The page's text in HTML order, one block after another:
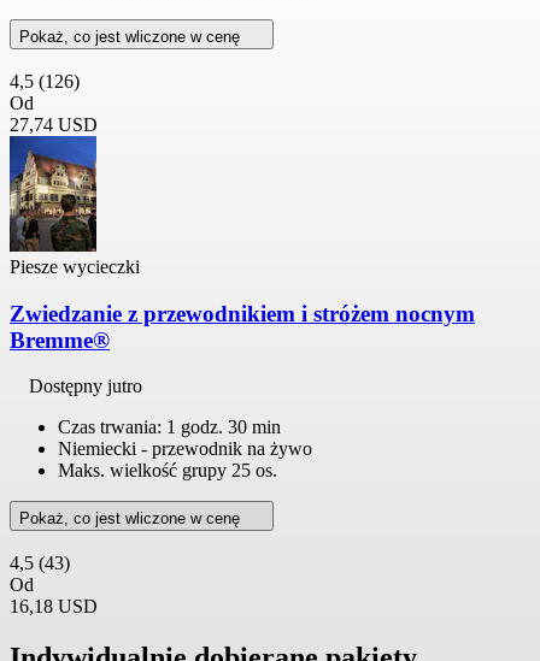
Pokaż, co jest wliczone w cenę
4,5 (126)
Od
27,74 USD
Piesze wycieczki
Zwiedzanie z przewodnikiem i stróżem nocnym
Bremme®
Dostępny jutro
Czas trwania: 1 godz. 30 min
Niemiecki - przewodnik na żywo
Maks. wielkość grupy 25 os.
Pokaż, co jest wliczone w cenę
4,5 (43)
Od
16,18 USD